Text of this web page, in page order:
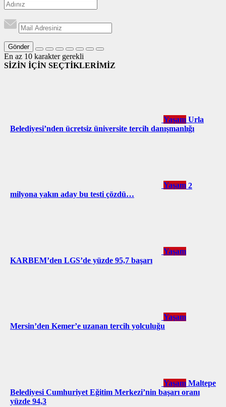
Gönder
En az 10 karakter gerekli
SİZİN İÇİN SEÇTİKLERİMİZ
Yaşam Urla
Belediyesi’nden ücretsiz üniversite tercih danışmanlığı
Yaşam 2
milyona yakın aday bu testi çözdü…
Yaşam
KARBEM’den LGS’de yüzde 95,7 başarı
Yaşam
Mersin’den Kemer’e uzanan tercih yolculuğu
Yaşam Maltepe
Belediyesi Cumhuriyet Eğitim Merkezi’nin başarı oranı
yüzde 94,3